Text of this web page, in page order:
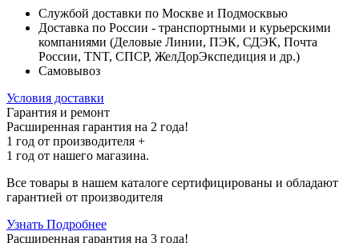
Службой доставки по Москве и Подмосквью
Доставка по России - транспортными и курьерскими
компаниями (Деловые Линии, ПЭК, СДЭК, Почта
России, TNT, СПСР, ЖелДорЭкспедиция и др.)
Самовывоз
Условия доставки
Гарантия и ремонт
Расширенная гарантия на 2 года!
1 год от производителя +
1 год от нашего магазина.
Все товары в нашем каталоге сертифицированы и обладают
гарантией от производителя
Узнать Подробнее
Расширенная гарантия на 3 года!